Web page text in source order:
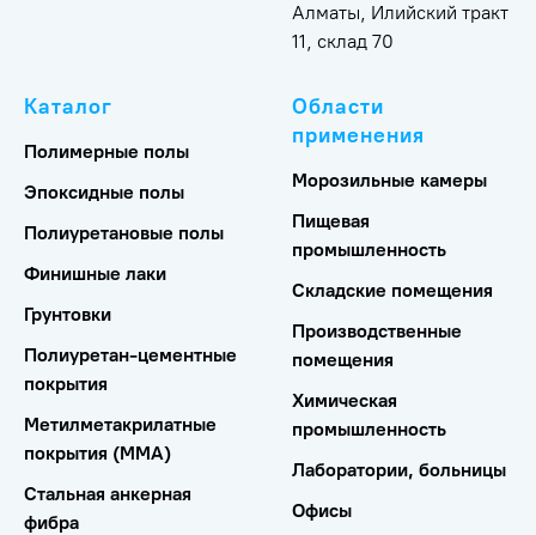
Алматы, Илийский тракт
11, склад 70
Каталог
Полимерные полы
Эпоксидные полы
Полиуретановые полы
Финишные лаки
Грунтовки
Полиуретан-цементные
покрытия
Метилметакрилатные
покрытия (ММА)
Стальная анкерная
фибра
Области
применения
Морозильные камеры
Пищевая
промышленность
Складские помещения
Производственные
помещения
Химическая
промышленность
Лаборатории, больницы
Офисы